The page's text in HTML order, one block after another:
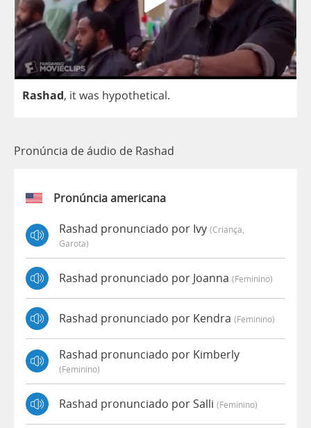
Rashad, itwas hypothetical.
Pronúncia de áudio de Rashad
Pronúncia americana
Rashad pronunciado por Ivy (criança,
Garota)
Rashad pronunciado por Joanna (feminino)
Rashad pronunciado por Kendra (feminino)
Rashad pronunciado por Kimberly
(feminino)
Rashad pronunciado por Salli (feminino)